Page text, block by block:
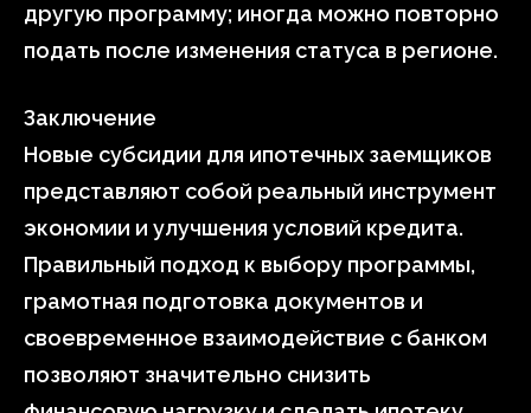
другую программу; иногда можно повторно
подать после изменения статуса в регионе.
Заключение
Новые субсидии для ипотечных заемщиков
представляют собой реальный инструмент
экономии и улучшения условий кредита.
Правильный подход к выбору программы,
грамотная подготовка документов и
своевременное взаимодействие с банком
позволяют значительно снизить